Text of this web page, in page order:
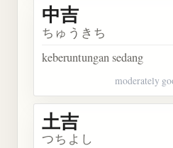
中吉
ちゅうきち
keberuntungan sedang
moderately
土吉
つちよし